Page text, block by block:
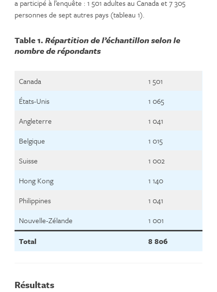
a participé à l’enquête : 1 501 adultes au Canada et 7 305
personnes de sept autres pays (tableau 1).
Table 1.Répartition de l’échantillon selon le
nombre de répondants
Canada
1 501
États-Unis
1 065
Angleterre
1 041
Belgique
1 015
Suisse
1 002
Hong Kong
1 140
Philippines
1 041
Nouvelle-Zélande
1 001
Total
8 806
Résultats